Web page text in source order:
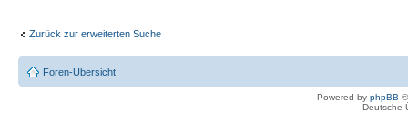
Zurück zur erweiterten Suche
Foren-Übersicht
Powered by phpBB
Deutsche